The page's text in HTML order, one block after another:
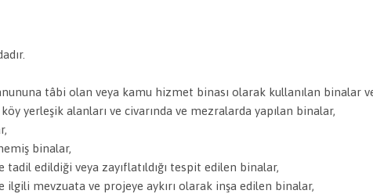
tâbi olan veya kamu hizmet binası olarak kullanılan binalar
yerleşik alanları ve civarında ve mezralarda yapılan binalar,
binalar,
tadil edildiği veya zayıflatıldığı tespit edilen binalar,
ilgili mevzuata ve projeye aykırı olarak inşa edilen binalar,